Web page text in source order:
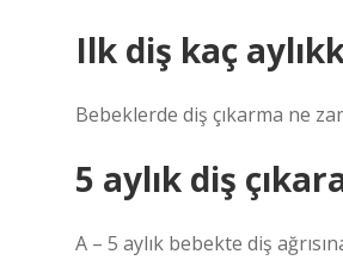
Ilk diş kaç
Bebeklerde diş çıkarma ne
5 aylık diş
A – 5 aylık bebekte diş